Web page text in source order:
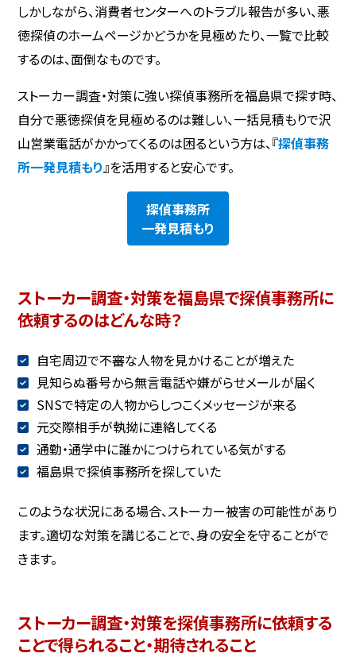
しかしながら、消費者センターへのトラブル報告が多い、悪
徳探偵のホームページかどうかを見極めたり、一覧で比較
するのは、面倒なものです。
ストーカー調査・対策に強い探偵事務所を福島県で探す時、
自分で悪徳探偵を見極めるのは難しい、一括見積もりで沢
山営業電話がかかってくるのは困るという方は、『探偵事務
所一発見積もり 』を活用すると安心です。
探偵事務所
一発見積もり
ストーカー調査・対策を福島県で探偵事務所に
依頼するのはどんな時？
自宅周辺で不審な人物を見かけることが増えた
見知らぬ番号から無言電話や嫌がらせメールが届く
SNSで特定の人物からしつこくメッセージが来る
元交際相手が執拗に連絡してくる
通勤・通学中に誰かにつけられている気がする
福島県で探偵事務所を探していた
このような状況にある場合、ストーカー被害の可能性があり
ます。適切な対策を講じることで、身の安全を守ることがで
きます。
ストーカー調査・対策を探偵事務所に依頼する
ことで得られること・期待されること